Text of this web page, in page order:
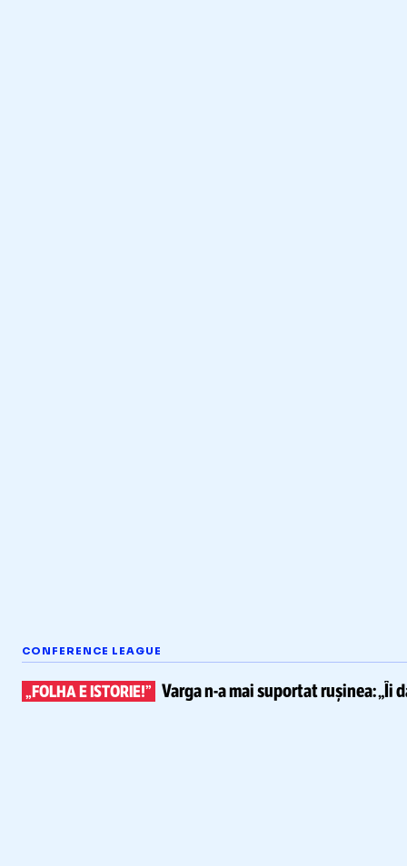
CONFERENCE LEAGUE
„FOLHA E ISTORIE!” Vargan-amai suportat rușinea:„Îi